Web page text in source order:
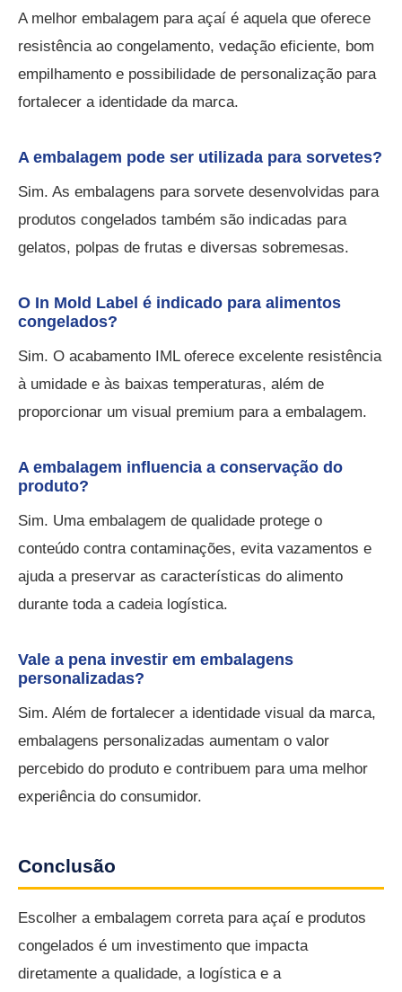
A melhor embalagem para açaí é aquela que oferece
resistência ao congelamento, vedação eficiente, bom
empilhamento e possibilidade de personalização para
fortalecer a identidade da marca.
A embalagem pode ser utilizada para sorvetes?
Sim. As embalagens para sorvete desenvolvidas para
produtos congelados também são indicadas para
gelatos, polpas de frutas e diversas sobremesas.
O In Mold Label é indicado para alimentos
congelados?
Sim. O acabamento IML oferece excelente resistência
à umidade e às baixas temperaturas, além de
proporcionar um visual premium para a embalagem.
A embalagem influencia a conservação do
produto?
Sim. Uma embalagem de qualidade protege o
conteúdo contra contaminações, evita vazamentos e
ajuda a preservar as características do alimento
durante toda a cadeia logística.
Vale a pena investir em embalagens
personalizadas?
Sim. Além de fortalecer a identidade visual da marca,
embalagens personalizadas aumentam o valor
percebido do produto e contribuem para uma melhor
experiência do consumidor.
Conclusão
Escolher a embalagem correta para açaí e produtos
congelados é um investimento que impacta
diretamente a qualidade, a logística e a